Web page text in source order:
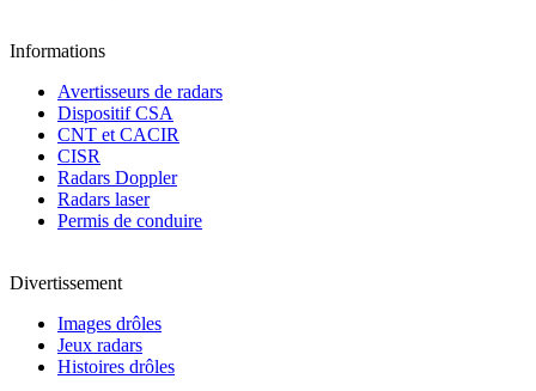
Informations
Avertisseurs de radars
Dispositif CSA
CNT et CACIR
CISR
Radars Doppler
Radars laser
Permis de conduire
Divertissement
Images drôles
Jeux radars
Histoires drôles